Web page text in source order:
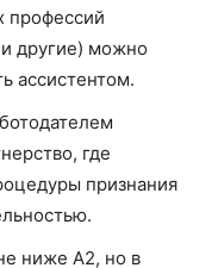
профессий
другие) можно
ассистентом.
где
признания
ниже A2, но в